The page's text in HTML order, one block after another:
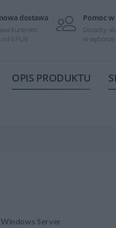
dostawa
kurierem
0 PLN
Pomoc
Doradcy
w wyborze
OPIS PRODUKTU
Server